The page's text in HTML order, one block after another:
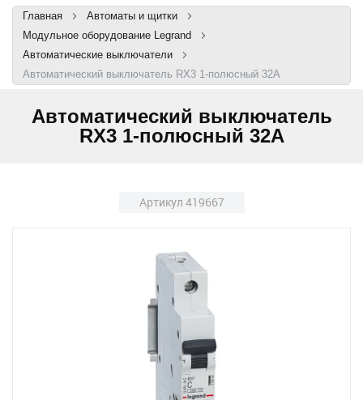
Главная
Автоматы и щитки
Модульное оборудование Legrand
Автоматические выключатели
Автоматический выключатель RX3 1-полюсный 32А
Автоматический выключатель
RX3 1-полюсный 32А
Артикул 419667